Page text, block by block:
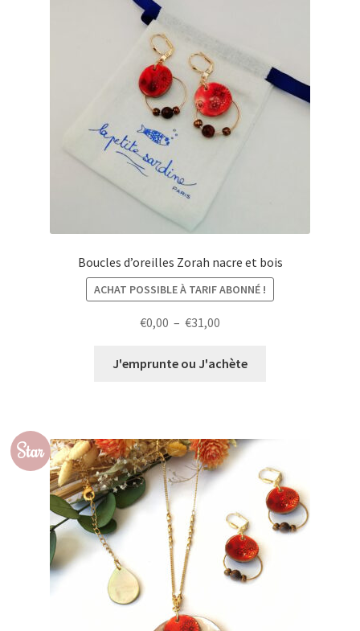
Boucles d’oreilles Zorah nacre et bois
ACHAT POSSIBLE À TARIF ABONNÉ !
€0,00 – €31,00
prix :
J'emprunte ou J'achète
Star